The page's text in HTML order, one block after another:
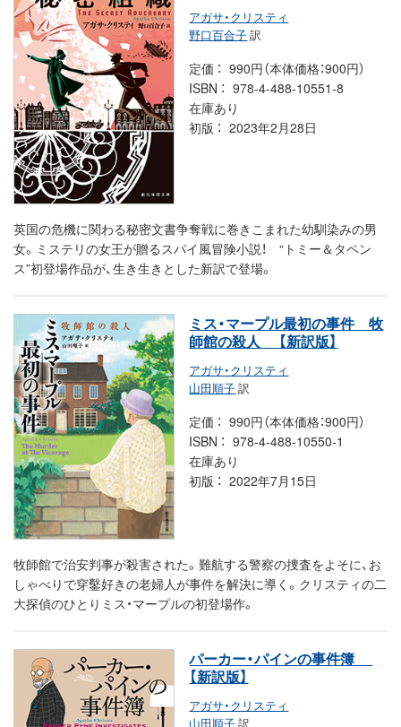
アガサ・クリスティ
野口百合子訳
定価
990円（本体価格：900円）
ISBN
978-4-488-10551-8
在庫あり
初版
2023年2月28日
英国の危機に関わる秘密文書争奪戦に巻きこまれた幼馴染みの男
女。ミステリの女王が贈るスパイ風冒険小説！ “トミー＆タペン
ス”初登場作品が、生き生きとした新訳で登場。
ミス・マープル最初の事件 牧
師館の殺人
【新訳版】
アガサ・クリスティ
山田順子訳
定価
990円（本体価格：900円）
ISBN
978-4-488-10550-1
在庫あり
初版
2022年7月15日
牧師館で治安判事が殺害された。難航する警察の捜査をよそに、お
しゃべりで穿鑿好きの老婦人が事件を解決に導く。クリスティの二
大探偵のひとりミス・マープルの初登場作。
パーカー・パインの事件簿
【新訳版】
アガサ・クリスティ
山田順子訳